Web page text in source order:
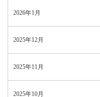
2026年1月
2025年12月
2025年11月
2025年10月